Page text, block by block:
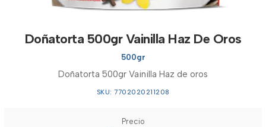
Doñatorta 500gr Vainilla Haz De Oros
500gr
Doñatorta 500gr Vainilla Haz de oros
SKU: 7702020211208
Precio